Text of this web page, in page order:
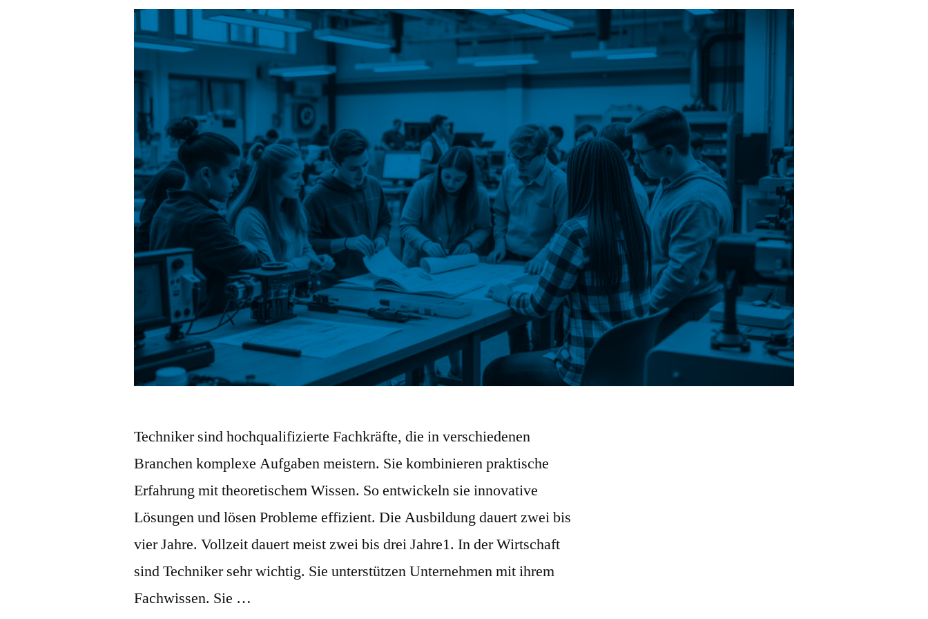
Techniker sind hochqualifizierte Fachkräfte, die in verschiedenen
Branchen komplexe Aufgaben meistern. Sie kombinieren praktische
Erfahrung mit theoretischem Wissen. So entwickeln sie innovative
Lösungen und lösen Probleme effizient. Die Ausbildung dauert zwei bis
vier Jahre. Vollzeit dauert meist zwei bis drei Jahre1. In der Wirtschaft
sind Techniker sehr wichtig. Sie unterstützen Unternehmen mit ihrem
Fachwissen. Sie …